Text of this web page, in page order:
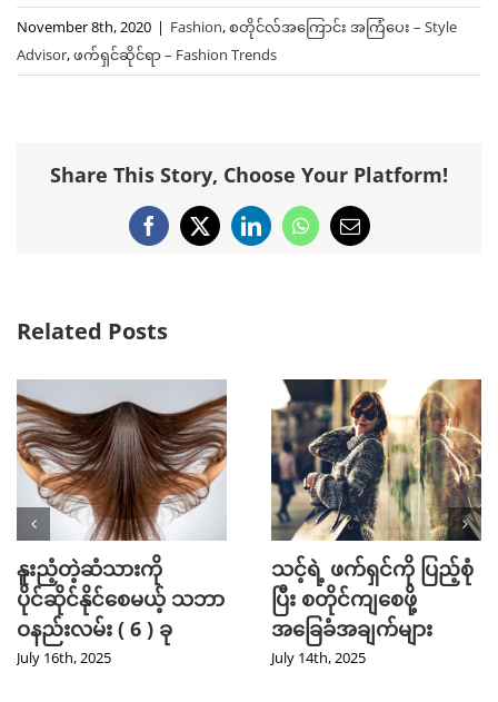
November 8th, 2020 | Fashion,စတိုင်လ်အကြောင်း အကြံပေး – Style
Advisor,ဖက်ရှင်ဆိုင်ရာ – Fashion Trends
Share This Story, Choose Your Platform!
Facebook
X LinkedInWhatsApp
Email
Related Posts
နူးညံ့တဲ့ဆံသားကို
ပိုင်ဆိုင်နိုင်စေမယ့် သဘာ
ဝနည်းလမ်း ( 6 ) ခု
July 16th, 2025
သင့်ရဲ့ ဖက်ရှင်ကို ပြည့်စုံ
ပြီး စတိုင်ကျစေဖို့
အခြေခံအချက်များ
July 14th, 2025